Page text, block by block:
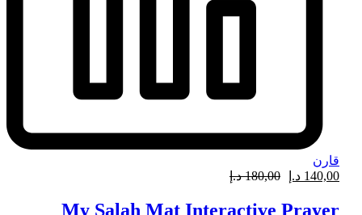
قارن
140,00 د.إ 180,00 د.إ
My Salah Mat Interactive Prayer